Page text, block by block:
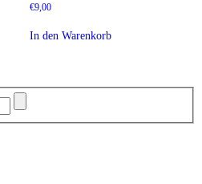
€9,00
In den Warenkorb